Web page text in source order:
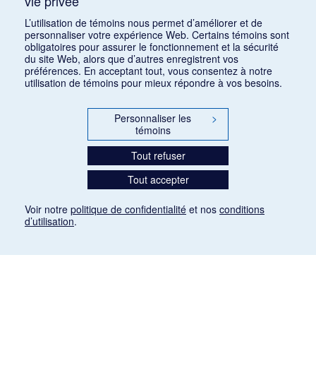
L’utilisation de témoins nous permet d’améliorer et de
personnaliser votre expérience Web. Certains témoins sont
obligatoires pour assurer le fonctionnement et la sécurité
du site Web, alors que d’autres enregistrent vos
préférences. En acceptant tout, vous consentez à notre
utilisation de témoins pour mieux répondre à vos besoins.
Personnaliser les
témoins
>
Tout refuser
Tout accepter
Voir notre politique de confidentialité et nos conditions
d’utilisation.